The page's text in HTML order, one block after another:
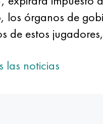
los órganos de
de estos
las noticias